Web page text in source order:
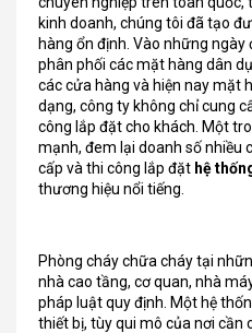
kinh doanh, chúng tôi đã tạo
hàng ổn định. Vào những
phân phối các mặt hàng dân
các cửa hàng và hiện nay mặt
dạng, công ty không chỉ cung
công lắp đặt cho khách. Một
mạnh, đem lại doanh số nhiều
cấp và thi công lắp đặt hệ
thương hiệu nổi tiếng.
Phòng cháy chữa cháy tại
nhà cao tầng, cơ quan, nhà
pháp luật quy định. Một hệ
thiết bị, tùy qui mô của nơi cần